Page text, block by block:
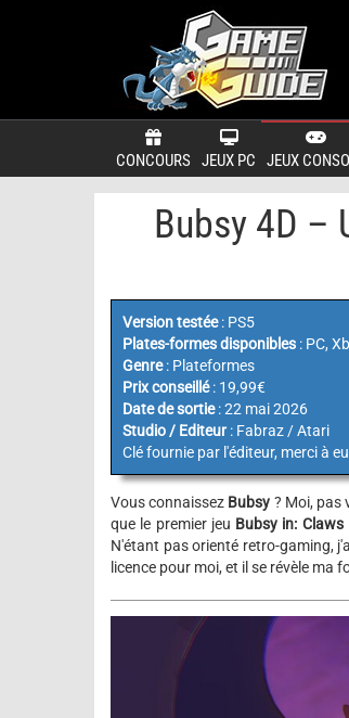
CONCOURS JEUX PC JEUX
Bubsy 4D –
Version testée: PS5
Plates-formes disponibles : PC,
Genre: Plateformes
Prix conseillé: 19,99€
Date de sortie: 22 mai 2026
Studio / Editeur : Fabraz / Atari
Clé fournie par l'éditeur, merci à
Vous connaissez Bubsy ? Moi, pas
que le premier jeu Bubsy in:
N'étant pas orienté retro-gaming,
licence pour moi, et il se révèle